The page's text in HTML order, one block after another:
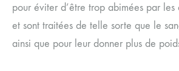
pour éviter d’être trop abimées par les
et sont traitées de telle sorte que le
ainsi que pour leur donner plus de